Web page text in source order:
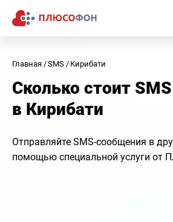
Главная SMS Кирибати
Сколько стоит SMS
в Кирибати
Отправляйте SMS-сообщения в
помощью специальной услуги от